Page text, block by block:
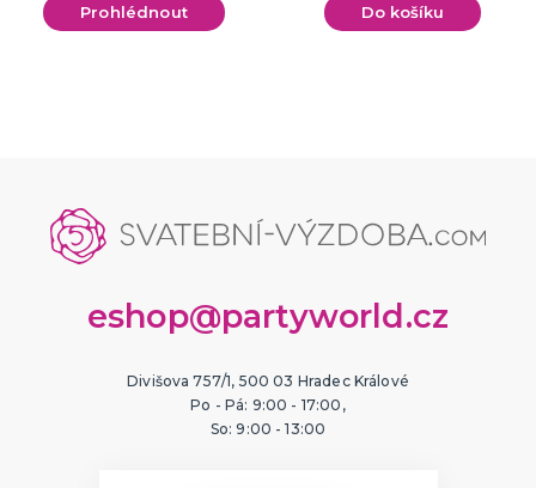
Prohlédnout Do košíku
eshop@partyworld.cz
Divišova 757/1, 500 03 Hradec Králové
Po - Pá: 9:00 - 17:00,
So: 9:00 - 13:00